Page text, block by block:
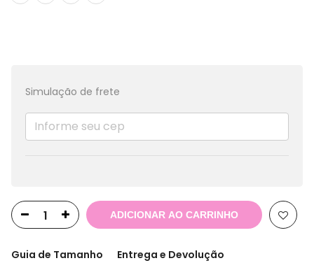
Simulação de frete
ADICIONAR AO CARRINHO
Guia de Tamanho Entrega e Devolução